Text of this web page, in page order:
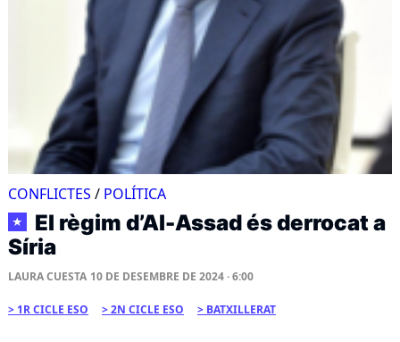
CONFLICTES / POLÍTICA
★
El règim d’Al-Assad és derrocat a
Síria
LAURA CUESTA 10 DE DESEMBRE DE 2024 · 6:00
1R CICLE ESO 2N CICLE ESO BATXILLERAT